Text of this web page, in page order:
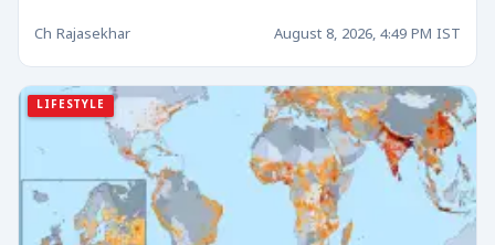
Ch Rajasekhar August 8, 2026, 4:49 PM IST
LIFESTYLE